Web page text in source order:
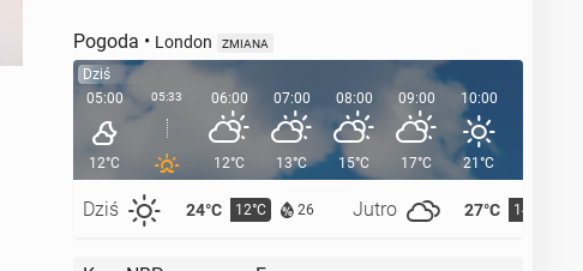
Pogoda • London ZMIANA
Dziś
05:00
12°C
Dziś 24°C 12°C 26 Jutro 27°C 14°C
05:33 06:00
12°C
07:00
13°C
08:00
15°C
09:00
17°C
10:00
21°C